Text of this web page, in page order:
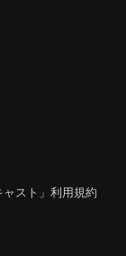
スト」利用規約